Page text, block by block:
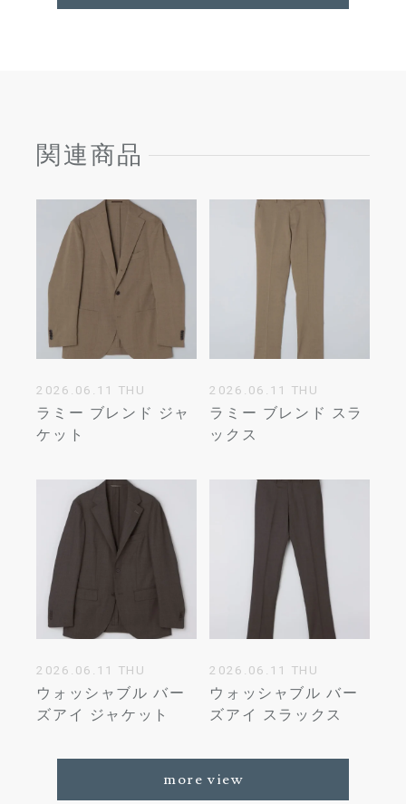
関連商品
2026.06.11 THU
ラミー ブレンド ジャ
ケット
2026.06.11 THU
ラミー ブレンド スラ
ックス
2026.06.11 THU
ウォッシャブル バー
ズアイ ジャケット
2026.06.11 THU
ウォッシャブル バー
ズアイ スラックス
more view